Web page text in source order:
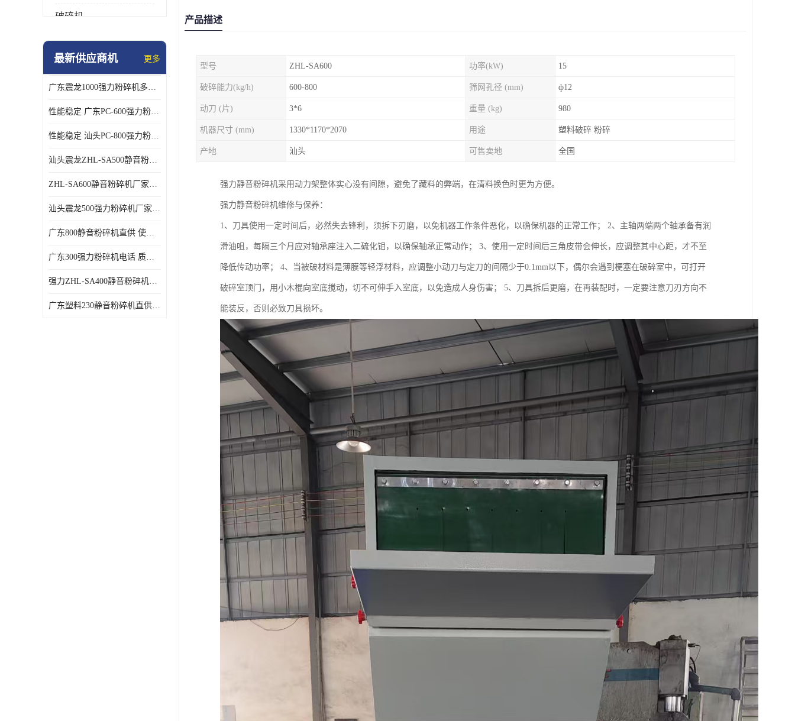
破碎机
强力粉碎机
最新供应商机 更多
广东震龙1000强力粉碎机多少钱一台 使用方便
性能稳定 广东PC-600强力粉碎机电话
性能稳定 汕头PC-800强力粉碎机厂家批发
汕头震龙ZHL-SA500静音粉碎机多少钱一台
ZHL-SA600静音粉碎机厂家电话 质量可靠
汕头震龙500强力粉碎机厂家批发 噪音低
广东800静音粉碎机直供 使用寿命长
广东300强力粉碎机电话 质量可靠
强力ZHL-SA400静音粉碎机多少钱一台 密封防尘
广东塑料230静音粉碎机直供 使用寿命长
产品描述
型号 ZHL-SA600 功率(kW) 15
破碎能力(kg/h) 600-800 筛网孔径 (mm) ф12
动刀 (片) 3*6 重量 (kg) 980
机器尺寸 (mm) 1330*1170*2070 用途 塑料破碎 粉碎
产地 汕头 可售卖地 全国
强力静音粉碎机采用动力架整体实心没有间隙，避免了藏料的弊端，在清料换色时更为方便。
强力静音粉碎机维修与保养：
1、刀具使用一定时间后，必然失去锋利，须拆下刃磨，以免机器工作条件恶化，以确保机器的正常工作； 2、主轴两端两个轴承备有润
滑油咀，每隔三个月应对轴承座注入二硫化钼，以确保轴承正常动作； 3、使用一定时间后三角皮带会伸长，应调整其中心距，才不至
降低传动功率； 4、当被破材料是薄膜等轻浮材料，应调整小动刀与定刀的间隔少于0.1mm以下，偶尔会遇到梗塞在破碎室中，可打开
破碎室顶门，用小木棍向室底搅动，切不可伸手入室底，以免造成人身伤害； 5、刀具拆后更磨，在再装配时，一定要注意刀刃方向不
能装反，否则必致刀具损坏。